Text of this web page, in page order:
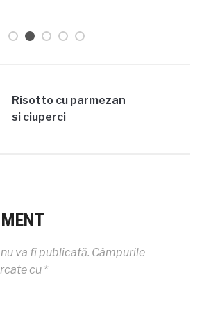
Risotto cu parmezan
si ciuperci
va fi publicată. Câmpurile
cu *